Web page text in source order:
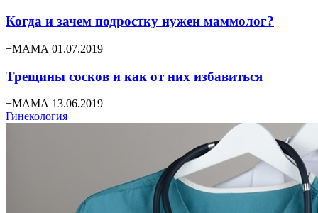
Когда и зачем подростку нужен маммолог?
+МАМА 01.07.2019
Трещины сосков и как от них избавиться
+МАМА 13.06.2019
Гинекология